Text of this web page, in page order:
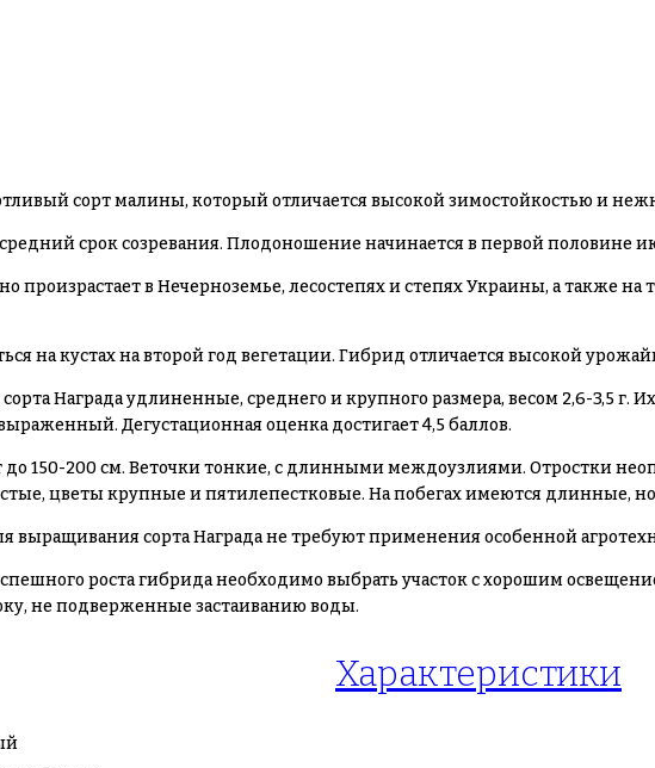
сорт малины, который отличается высокой зимостойкостью и
срок созревания. Плодоношение начинается в первой половине
в Нечерноземье, лесостепях и степях Украины, а также на
на кустах на второй год вегетации. Гибрид отличается высокой
Награда удлиненные, среднего и крупного размера, весом 2,6-3,5 г.
Дегустационная оценка достигает 4,5 баллов.
до 150-200 см. Веточки тонкие, с длинными междоузлиями. Отростки
цветы крупные и пятилепестковые. На побегах имеются длинные,
выращивания сорта Награда не требуют применения особенной
роста гибрида необходимо выбрать участок с хорошим
не подверженные застаиванию воды.
Характеристики